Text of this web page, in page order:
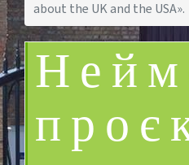
about the UK and the USA».